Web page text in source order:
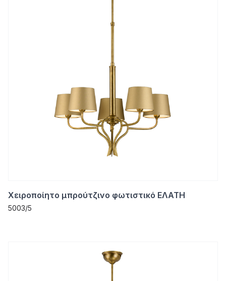
Χειροποίητο μπρούτζινο φωτιστικό ΕΛΑΤΗ
5003/5